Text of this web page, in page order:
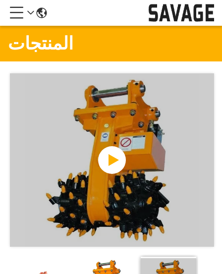
المنتجات